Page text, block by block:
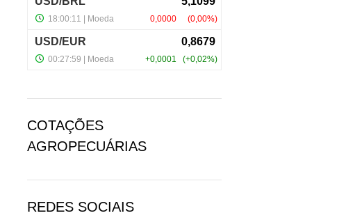
COTAÇÕES
AGROPECUÁRIAS
REDES SOCIAIS